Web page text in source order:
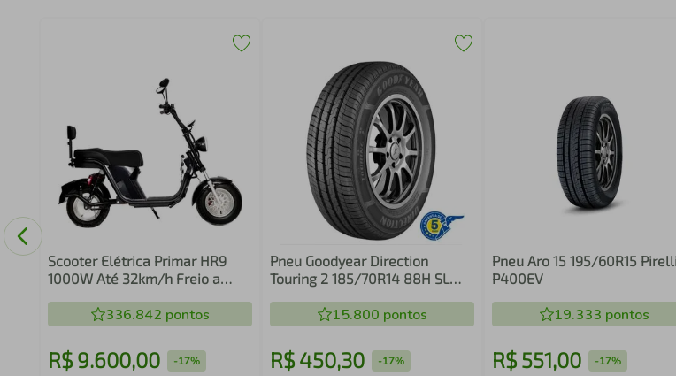
Scooter Elétrica Primar HR9
1000W Até 32km/h Freio a
336.842 pontos
R$ 9.600,00 -17%
Pneu Goodyear Direction
Touring 2 185/70R14 88H SL
15.800 pontos
R$ 450,30 -17%
Pneu Aro 15 195/60R15 Pirelli
P400EV
19.333 pontos
R$551,00 -17%